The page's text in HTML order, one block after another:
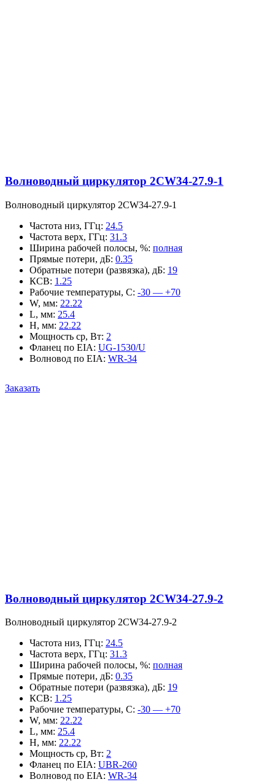
Волноводный циркулятор 2CW34-27.9-1
Волноводный циркулятор 2CW34-27.9-1
Частота низ, ГГц: 24.5
Частота верх, ГГц: 31.3
Ширина рабочей полосы, %: полная
Прямые потери, дБ: 0.35
Обратные потери (развязка), дБ: 19
КСВ: 1.25
Рабочие температуры, С: -30 — +70
W, мм: 22.22
L, мм: 25.4
H, мм: 22.22
Мощность ср, Вт: 2
Фланец по EIA: UG-1530/U
Волновод по EIA: WR-34
Заказать
Волноводный циркулятор 2CW34-27.9-2
Волноводный циркулятор 2CW34-27.9-2
Частота низ, ГГц: 24.5
Частота верх, ГГц: 31.3
Ширина рабочей полосы, %: полная
Прямые потери, дБ: 0.35
Обратные потери (развязка), дБ: 19
КСВ: 1.25
Рабочие температуры, С: -30 — +70
W, мм: 22.22
L, мм: 25.4
H, мм: 22.22
Мощность ср, Вт: 2
Фланец по EIA: UBR-260
Волновод по EIA: WR-34